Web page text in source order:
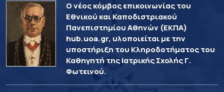
Ο νέος κόμβος επικοινωνίας του
Εθνικού και Καποδιστριακού
Πανεπιστημίου Αθηνών (ΕΚΠΑ)
hub.uoa.gr, υλοποιείται με την
υποστήριξη του Κληροδοτήματος του
Καθηγητή της Ιατρικής Σχολής Γ.
Φωτεινού.